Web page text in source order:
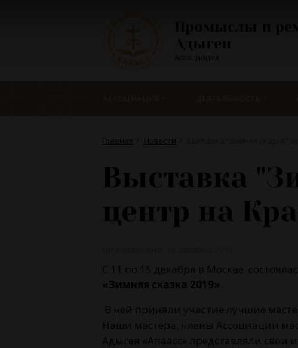
Ассоциация
Главная Новости
Выставка
центр на
C 11 по 15 декабря в Москве
«Зимняя сказка 2019».
В ней приняли участие лучшие
Наши мастера, члены Ассоциации
Адыгея «Апаасс» представляли